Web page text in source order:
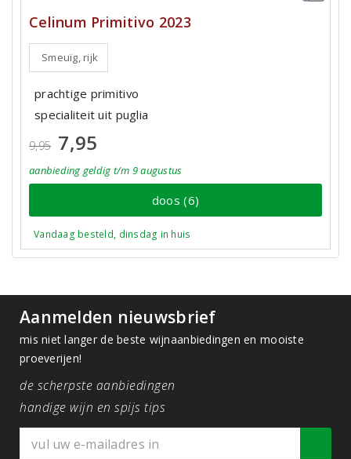
Celinum Primitivo 2023
Smeuïg, rijk
prachtige primitivo
specialiteit uit puglia
9,95 7,95
aanbieding geldig t/m 9 augustus
doos (6)
Vandaag besteld, dinsdag in huis
Aanmelden nieuwsbrief
mis niet langer de beste wijnaanbiedingen en mooiste
proeverijen!
de scherpste aanbiedingen
handige wijn en spijs tips